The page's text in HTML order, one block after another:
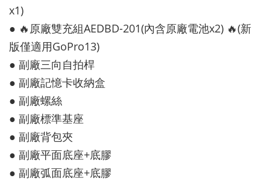
x1)
● 🔥原廠雙充組AEDBD-201(內含原廠電池x2) 🔥(新
版僅適用GoPro13)
● 副廠三向自拍桿
● 副廠記憶卡收納盒
● 副廠螺絲
● 副廠標準基座
● 副廠背包夾
● 副廠平面底座+底膠
● 副廠弧面底座+底膠